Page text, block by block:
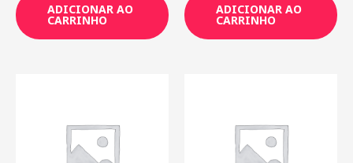
ADICIONAR AO
CARRINHO
ADICIONAR AO
CARRINHO